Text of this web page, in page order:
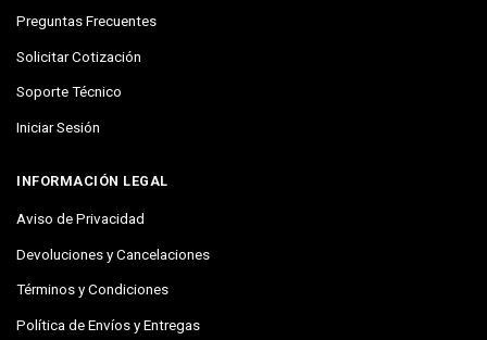
Preguntas Frecuentes
Solicitar Cotización
Soporte Técnico
Iniciar Sesión
INFORMACIÓN LEGAL
Aviso de Privacidad
Devoluciones y Cancelaciones
Términos y Condiciones
Política de Envíos y Entregas